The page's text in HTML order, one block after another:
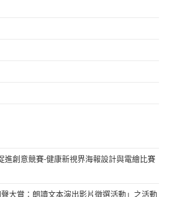
進創意競賽-健康新視界海報設計與電繪比賽
大賞：朗讀文本演出影片徵選活動」之活動